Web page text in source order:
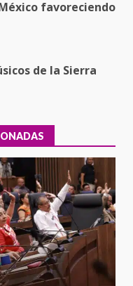
favoreciendo
de la Sierra